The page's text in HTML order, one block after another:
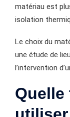
matériau est
isolation
Le choix du
une étude de
l’intervention
Quelle